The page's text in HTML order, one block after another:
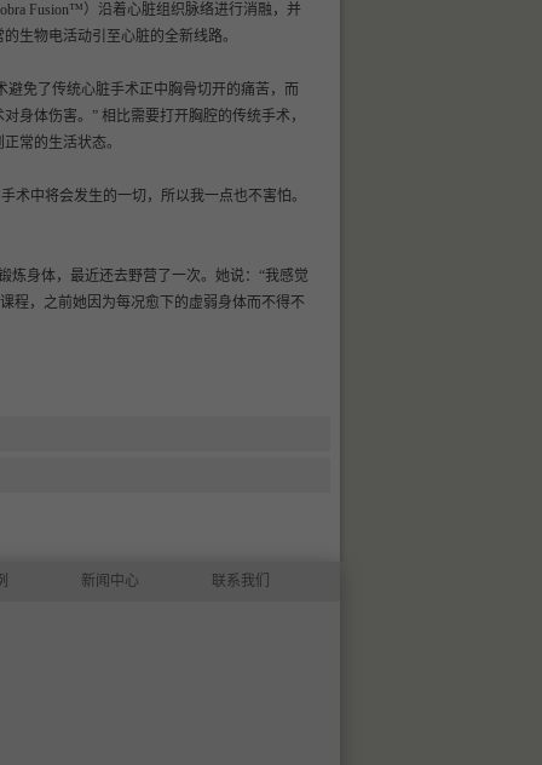
Fusion™）沿着心脏组织脉络进行消融，并
生物电活动引至心脏的全新线路。
免了传统心脏手术正中胸骨切开的痛苦，而
身体伤害。” 相比需要打开胸腔的传统手术，
常的生活状态。
术中将会发生的一切，所以我一点也不害怕。
炼身体，最近还去野营了一次。她说：“我感觉
程，之前她因为每况愈下的虚弱身体而不得不
新闻中心 联系我们